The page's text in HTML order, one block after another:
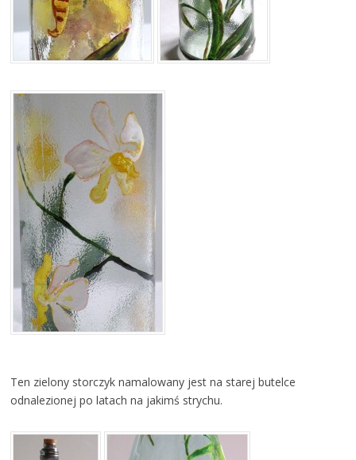
Ten zielony storczyk namalowany jest na starej butelce
odnalezionej po latach na jakimś strychu.